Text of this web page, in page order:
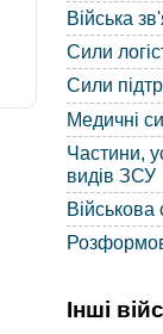
Війська
Сили
Сили
Медичні
Частини,
видів ЗСУ
Інші